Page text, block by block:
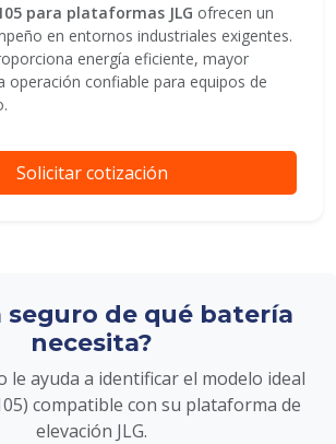
para plataformas JLG ofrecen un
en entornos industriales exigentes.
energía eficiente, mayor
operación confiable para equipos de
Solicitar cotización
seguro de qué batería
necesita?
le ayuda a identificar el modelo ideal
compatible con su plataforma de
elevación JLG.